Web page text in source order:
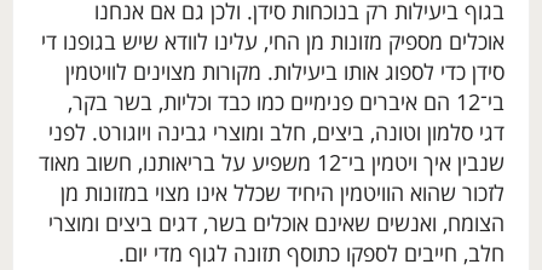
בגוף ביעילות רק בנוכחות סידן. ולכן גם אם אנחנו
אוכלים מספיק מזונות מן החי, עלינו לוודא שיש בגופנו די
סידן כדי לספוג אותו ביעילות. מקורות מצוינים לוויטמין
בי־12 הם איברים פנימיים כמו כבד וכליות, בשר בקר,
דגי סלמון וטונה, ביצים, חלב ומוצרי גבינה ויוגורט. לפני
שנבין איך ויטמין בי־12 משפיע על בריאותנו, חשוב מאוד
לזכור שהוא הוויטמין היחיד שכלל אינו מצוי במזונות מן
הצומח, ואנשים שאינם אוכלים בשר, דגים ביצים ומוצרי
חלב, חייבים לספקו כתוסף תזונה לגוף מדי יום.